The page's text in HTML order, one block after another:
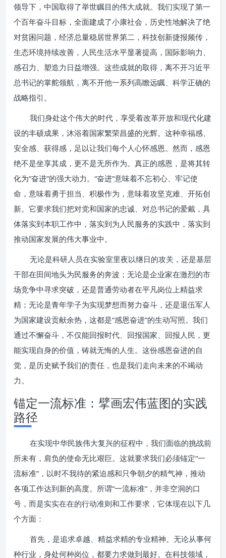
领导下，中国取得了举世瞩目的伟大成就。我们实现了第一
个百年奋斗目标，全面建成了小康社会，历史性地解决了绝
对贫困问题，经济总量稳居世界第二，科技创新捷报频传，
生态环境持续改善，人民生活水平显著提高，国际影响力、
感召力、塑造力日益增强。这些成就的取得，离不开习近平
总书记的掌舵领航，离不开他一系列高瞻远瞩、科学正确的
战略指引。
我们身处这个伟大的时代，享受着改革开放和现代化建
设的丰硕成果，沐浴着国家繁荣昌盛的光辉。这种幸福感、
安全感、获得感，足以让我们每个人心怀感恩。然而，感恩
绝不是坐享其成，更不是无所作为。真正的感恩，是将其转
化为“奋进”的强大动力。“奋进”意味着不忘初心、牢记使
命，意味着勇于担当、积极作为，意味着攻坚克难、开拓创
新。它要求我们把对党和国家的忠诚、对总书记的爱戴，具
体落实到本职工作中，落实到为人民服务的实践中，落实到
推动国家发展的伟大事业中。
无论是科研人员在实验室里夜以继日的攻关，还是基层
干部在田间地头为民服务的奔波；无论是企业家在激烈的市
场竞争中寻求突破，还是普通劳动者在平凡岗位上精益求
精；无论是青年学子为实现梦想而努力奋斗，还是退伍军人
为国家建设贡献余热，这都是“感恩奋进”的生动写照。我们
通过不懈奋斗，不仅能回报时代、回报国家、回报人民，更
能实现自身的价值，铸就无悔的人生。这份感恩奋进的自
觉，是历史赋予我们的责任，也是我们走向未来的不竭动
力。
锚定一流标准：擘画宏伟蓝图的实践
路径
在实现中华民族伟大复兴的征程中，我们面临的挑战前
所未有，肩负的使命无比艰巨。这就要求我们必须锚定“一
流标准”，以时不我待的紧迫感和只争朝夕的精气神，推动
各项工作达到新的高度。所谓“一流标准”，并非空洞的口
号，而是实实在在的行动准则和工作要求，它体现在以下几
个方面：
首先，是追求卓越、精益求精的专业精神。无论从事何
种行业，身处何种岗位，都要力求做到最好。在科技领域，